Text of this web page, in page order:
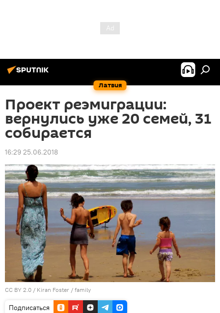
Латвия
Проект реэмиграции:
вернулись уже 20 семей, 31
собирается
16:29 25.06.2018
CC BY 2.0 / Kiran Foster / family
Подписаться